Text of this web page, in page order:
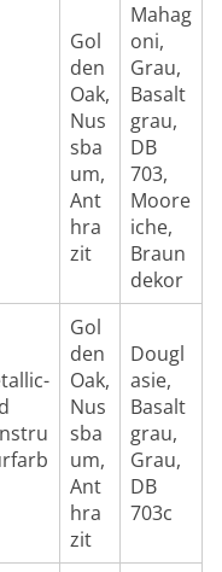
Gol
den
Oak,
Nus
sba
um,
Ant
hra
zit
Mahag
oni,
Grau,
Basalt
grau,
DB
703,
Moore
iche,
Braun
dekor
Gol
den
Oak,
Nus
sba
um,
Ant
hra
zit
Dougl
asie,
Basalt
grau,
Grau,
DB
703c